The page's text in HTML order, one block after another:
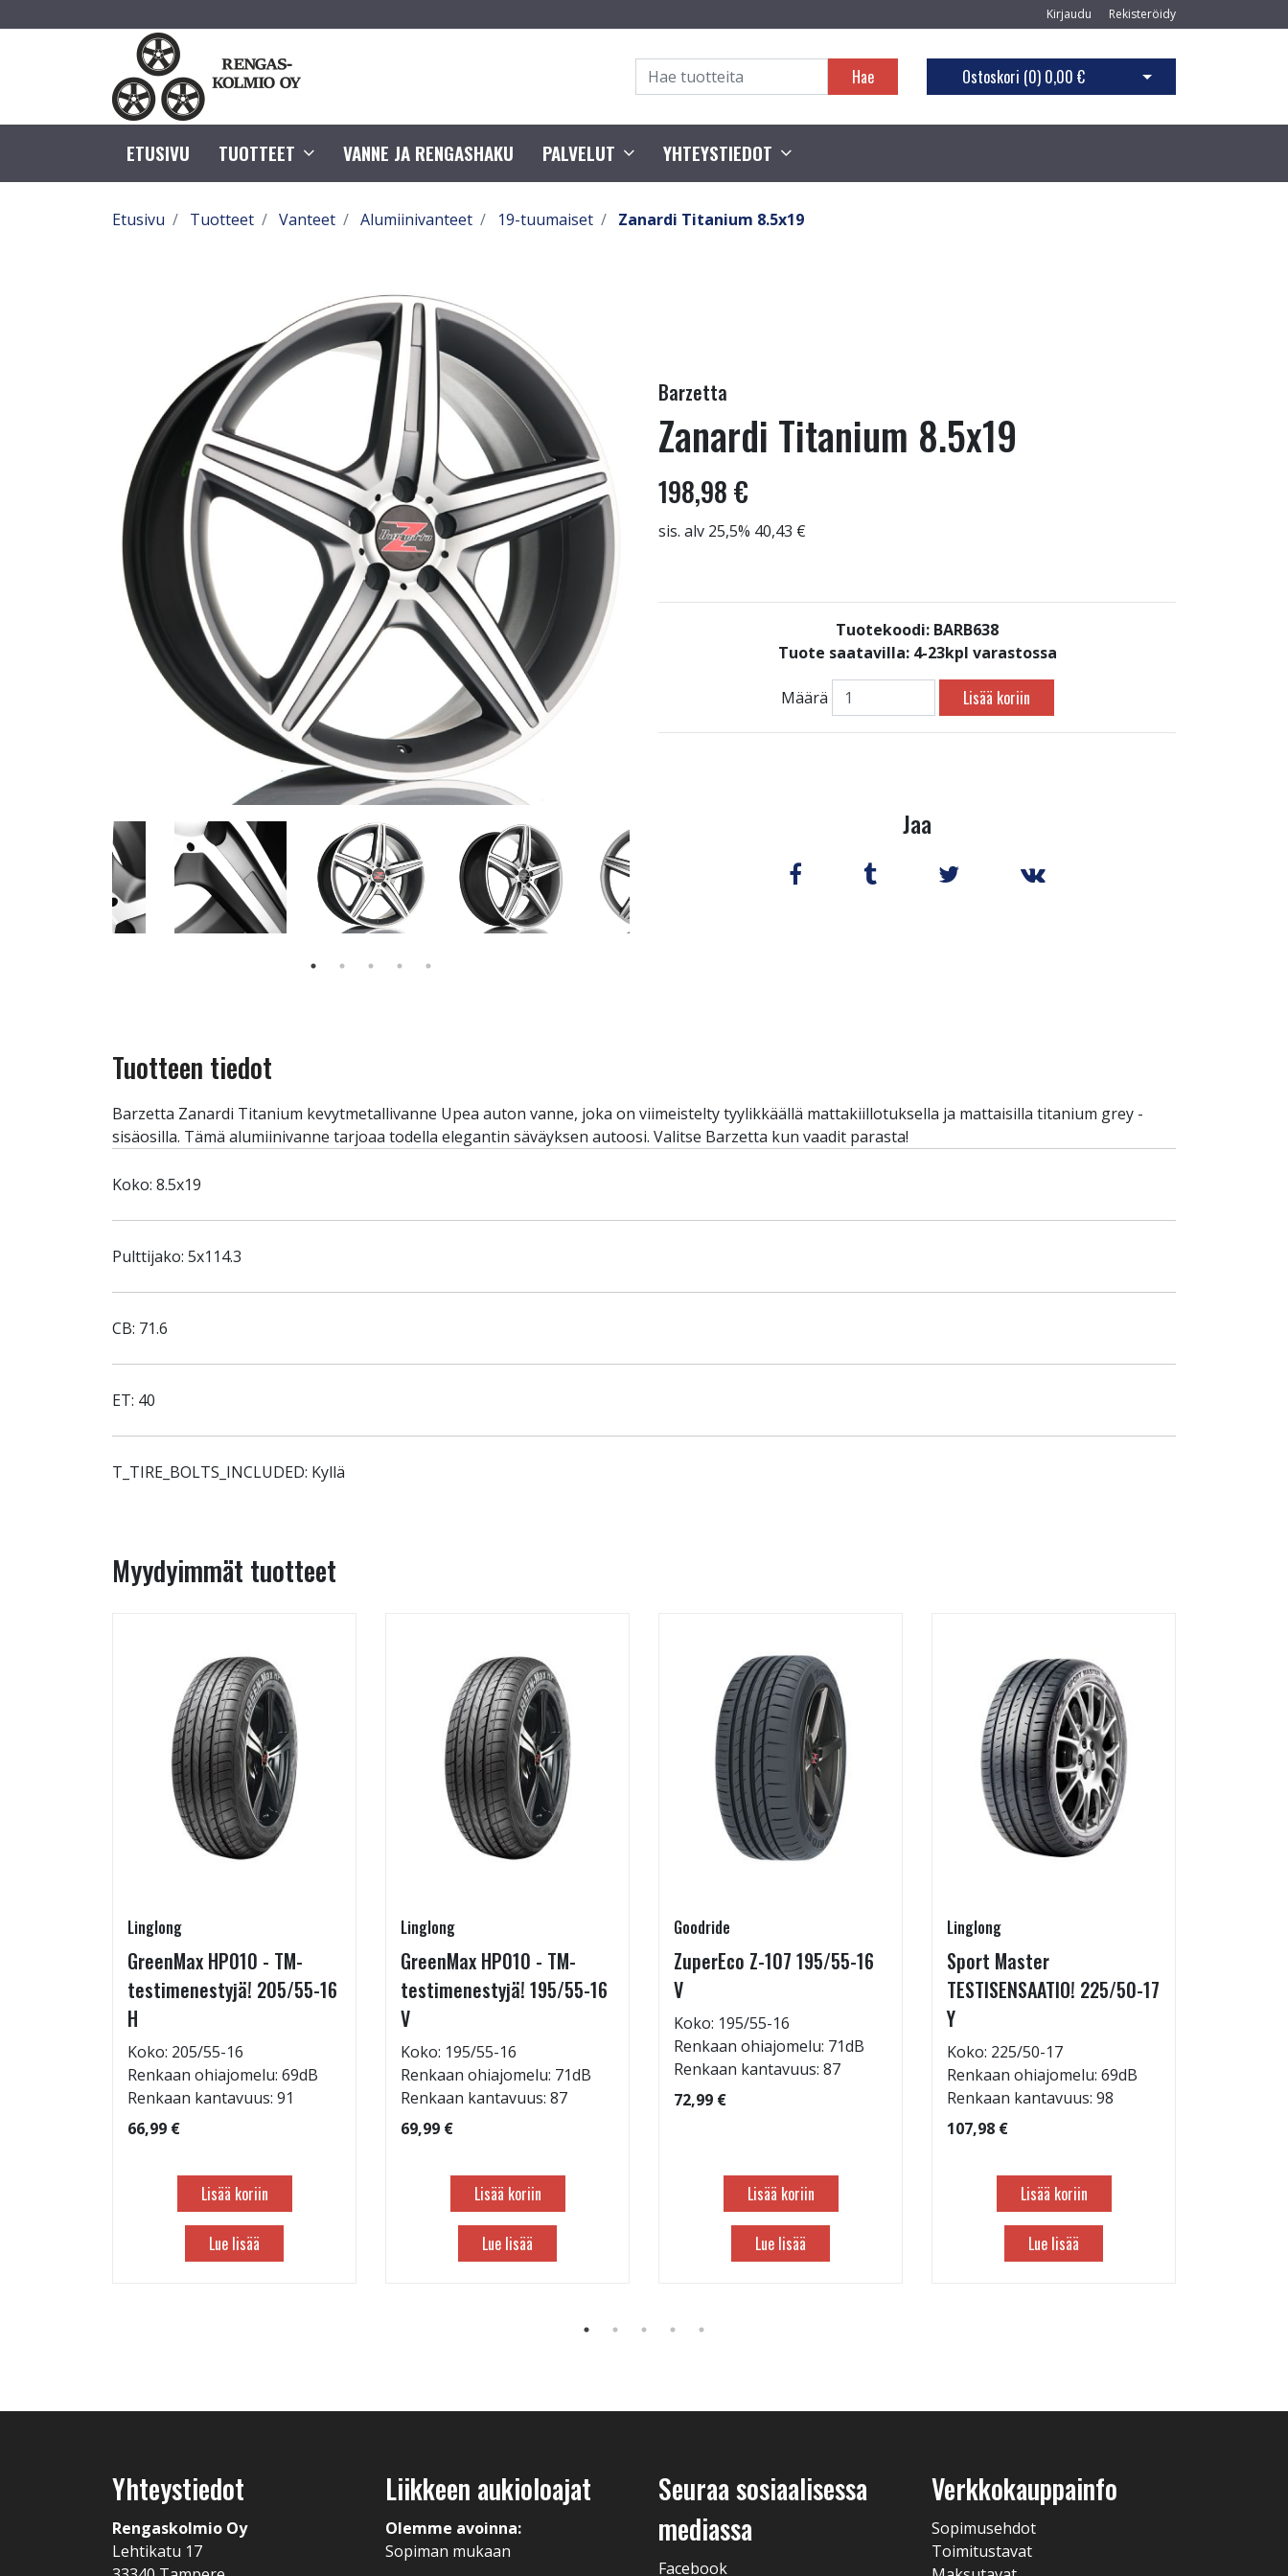
Kirjaudu Rekisteröidy
Hae Ostoskori (0) 0,00 € Avaa ostoskori
ETUSIVU TUOTTEET VANNE JA RENGASHAKU PALVELUT YHTEYSTIEDOT
Etusivu Tuotteet Vanteet Alumiinivanteet 19-tuumaiset Zanardi Titanium 8.5x19
Barzetta
Zanardi Titanium 8.5x19
198,98 €
sis. alv 25,5% 40,43 €
Tuotekoodi: BARB638
Tuote saatavilla: 4-23kpl varastossa
Määrä Lisää koriin
Jaa
Tuotteen tiedot
Barzetta Zanardi Titanium kevytmetallivanne Upea auton vanne, joka on viimeistelty tyylikkäällä mattakiillotuksella ja mattaisilla titanium grey -
sisäosilla. Tämä alumiinivanne tarjoaa todella elegantin säväyksen autoosi. Valitse Barzetta kun vaadit parasta!
Koko: 8.5x19
Pulttijako: 5x114.3
CB: 71.6
ET: 40
T_TIRE_BOLTS_INCLUDED: Kyllä
Myydyimmät tuotteet
Linglong
GreenMax HP010 - TM-
testimenestyjä! 205/55-16
H
Koko: 205/55-16
Renkaan ohiajomelu: 69dB
Renkaan kantavuus: 91
66,99 €
Lisää koriin
Lue lisää
Linglong
GreenMax HP010 - TM-
testimenestyjä! 195/55-16
V
Koko: 195/55-16
Renkaan ohiajomelu: 71dB
Renkaan kantavuus: 87
69,99 €
Lisää koriin
Lue lisää
Goodride
ZuperEco Z-107 195/55-16
V
Koko: 195/55-16
Renkaan ohiajomelu: 71dB
Renkaan kantavuus: 87
72,99 €
Lisää koriin
Lue lisää
Linglong
Sport Master
TESTISENSAATIO! 225/50-17
Y
Koko: 225/50-17
Renkaan ohiajomelu: 69dB
Renkaan kantavuus: 98
107,98 €
Lisää koriin
Lue lisää
Yhteystiedot
Rengaskolmio Oy
Lehtikatu 17
Liikkeen aukioloajat
Olemme avoinna:
Sopiman mukaan
Seuraa sosiaalisessa
mediassa
Facebook
Verkkokauppainfo
Sopimusehdot
Toimitustavat